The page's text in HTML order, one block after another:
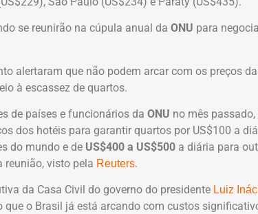
se reunirão na cúpula anual da ONU para
alertaram que não podem arcar com os preços
à escassez de quartos.
de países e funcionários da ONU no mês passado,
dos hotéis para garantir quartos por US$100 a
do mundo e de US$400 a US$500 a diária para
reunião, visto pela Reuters.
da Casa Civil do governo do presidente Luiz
o Brasil já está arcando com custos